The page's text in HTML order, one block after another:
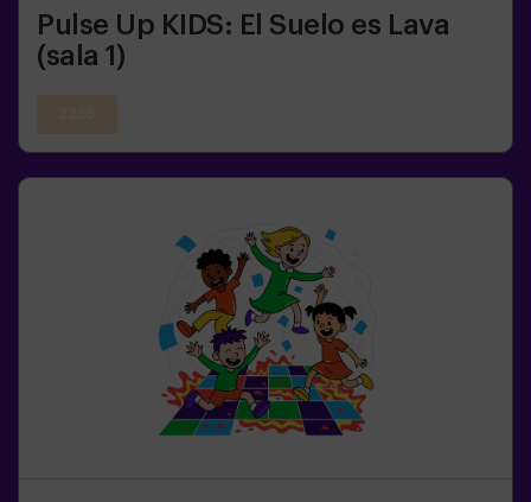
Pulse Up KIDS: El Suelo es Lava
(sala 1)